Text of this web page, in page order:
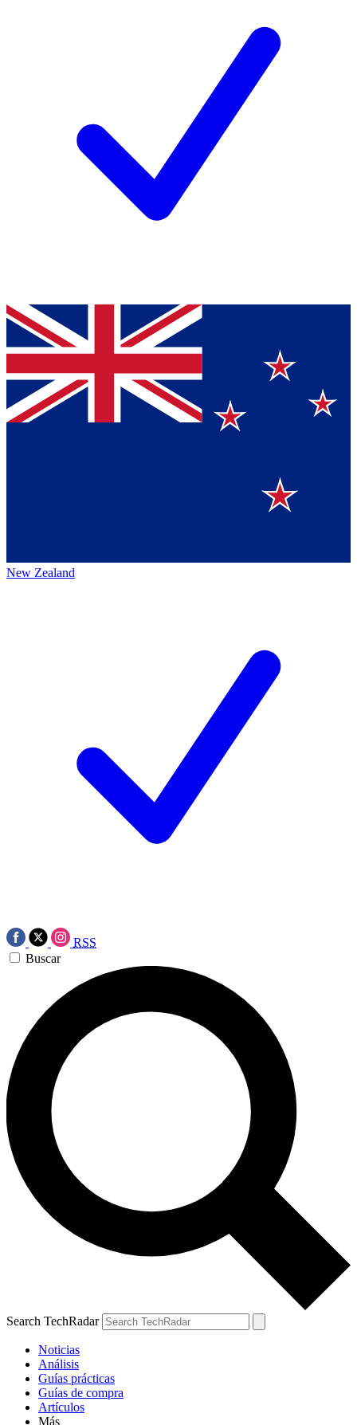
New Zealand
RSS
Buscar
Search TechRadar
Noticias
Análisis
Guías prácticas
Guías de compra
Artículos
Más